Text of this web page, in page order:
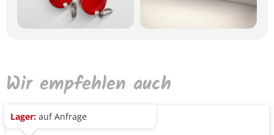
Wir empfehlen auch
Lager: auf Anfrage